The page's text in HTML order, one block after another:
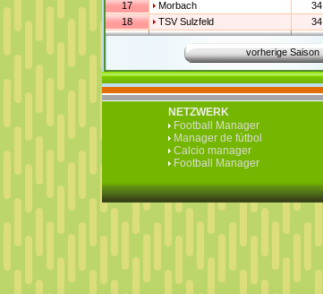
17
Morbach 34
18
TSV Sulzfeld 34
vorherige Saison
NETZWERK
Football Manager
Manager de fútbol
Calcio manager
Football Manager